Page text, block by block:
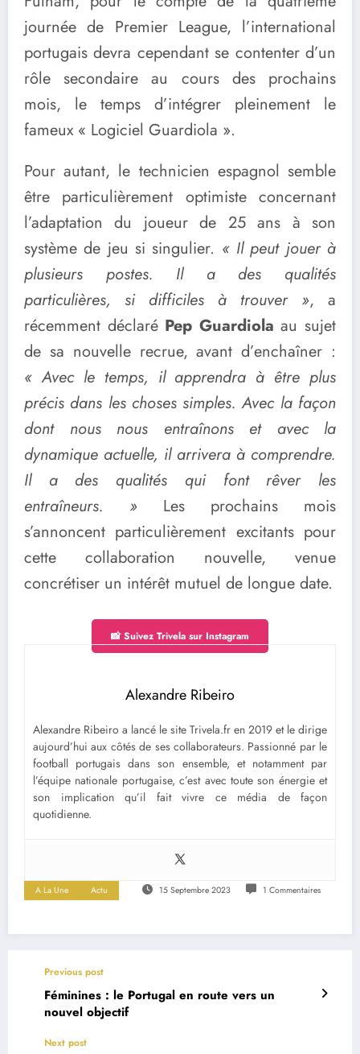
journée de Premier League, l’international
portugais devra cependant se contenter d’un
rôle secondaire au cours des prochains
mois, le temps d’intégrer pleinement le
fameux « Logiciel Guardiola ».
Pour autant, le technicien espagnol semble
être particulièrement optimiste concernant
l’adaptation du joueur de 25 ans à son
système de jeu si singulier. « Il peut jouer à
plusieurs postes. Il a des qualités
particulières, si difficiles à trouver », a
récemment déclaré Pep Guardiola au sujet
de sa nouvelle recrue, avant d’enchaîner :
« Avec le temps, il apprendra à être plus
précis dans les choses simples. Avec la façon
dont nous nous entraînons et avec la
dynamique actuelle, il arrivera à comprendre.
Il a des qualités qui font rêver les
entraîneurs. » Les prochains mois
s’annoncent particulièrement excitants pour
cette collaboration nouvelle, venue
concrétiser un intérêt mutuel de longue date.
📸 Suivez Trivela sur Instagram
Alexandre Ribeiro
Alexandre Ribeiro a lancé le site Trivela.fr en 2019 et le dirige
aujourd’hui aux côtés de ses collaborateurs. Passionné par le
football portugais dans son ensemble, et notamment par
l’équipe nationale portugaise, c’est avec toute son énergie et
son implication qu’il fait vivre ce média de façon
quotidienne.
A La Une Actu 15 Septembre 2023 1 Commentaires
Previous post
Féminines : le Portugal en route vers un
nouvel objectif
Next post